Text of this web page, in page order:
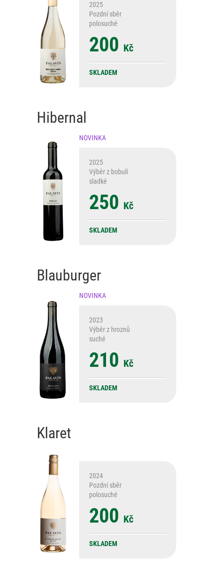
2025
Pozdní sběr
polosuché
200 Kč
SKLADEM
Hibernal
NOVINKA
2025
Výběr z bobulí
sladké
250 Kč
SKLADEM
Blauburger
NOVINKA
2023
Výběr z hroznů
suché
210 Kč
SKLADEM
Klaret
2024
Pozdní sběr
polosuché
200 Kč
SKLADEM